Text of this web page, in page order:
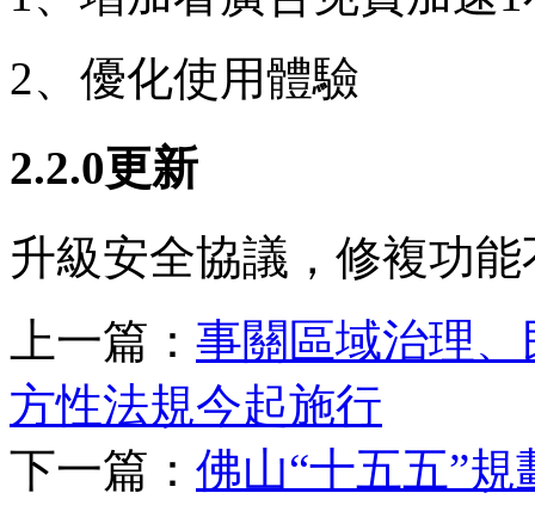
2、優化使用體驗
2.2.0更新
升級安全協議，修複功
上一篇： 事關區域治理
方性法規今起施行
下一篇： 佛山“十五五”